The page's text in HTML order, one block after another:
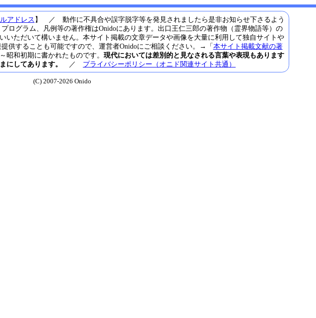
アドレス 】 ／ 動作に不具合や誤字脱字等を発見されましたら是非お知らせ下さるよう
グラム、凡例等の著作権はOnidoにあります。出口王仁三郎の著作物（霊界物語等）の
いただいて構いません。本サイト掲載の文章データや画像を大量に利用して独自サイトや
供することも可能ですので、運営者Onidoにご相談ください。→「本サイト掲載文献の著
和初期に書かれたものです。 現代においては差別的と見なされる言葉や表現もあります
にしてあります。
／ プライバシーポリシー（オニド関連サイト共通）
(C) 2007-2026 Onido